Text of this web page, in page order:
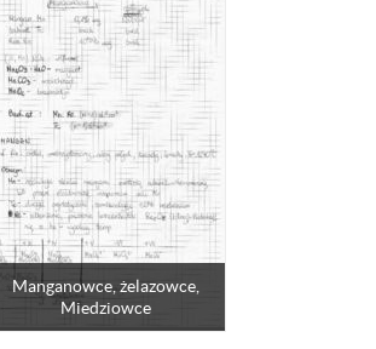
Manganowce, żelazowce,
Miedziowce